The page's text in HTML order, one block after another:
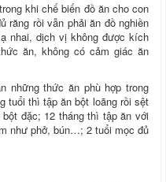
khi chế biến đồ ăn cho con
răng rồi vẫn phải ăn đồ nghiền
nhai, dịch vị không được kích
ăn, không có cảm giác ăn
những thức ăn phù hợp trong
tuổi thì tập ăn bột loãng rồi sệt
đặc; 12 tháng thì tập ăn với
như phở, bún…; 2 tuổi mọc đủ